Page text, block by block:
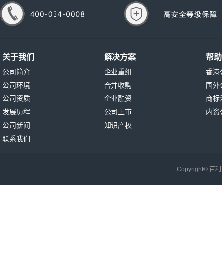
关于我们
公司简介
公司环境
公司资质
发展历程
公司新闻
联系我们
解决方案
企业重组
合并收购
企业融资
公司上市
知识产权
帮
香港
国外
商标
内资
Copyright© 百